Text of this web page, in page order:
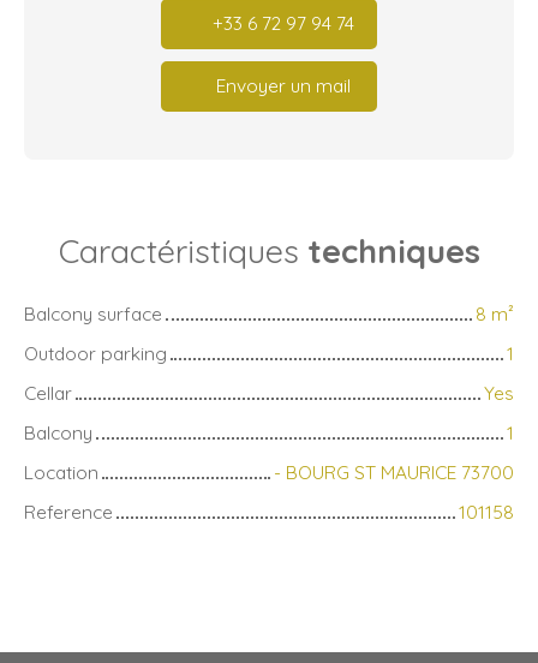
+33 6 72 97 94 74
Envoyer un mail
Caractéristiques techniques
Balcony surface 8 m²
Outdoor parking
1
Cellar
Yes
Balcony
1
Location
- BOURG ST MAURICE 73700
Reference
101158